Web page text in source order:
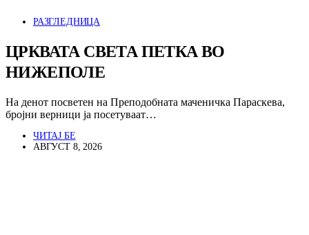
РАЗГЛЕДНИЦА
ЦРКВАТА СВЕТА ПЕТКА ВО
НИЖЕПОЛЕ
На денот посветен на Преподобната маченичка Параскева,
бројни верници ја посетуваат…
ЧИТАЈ БЕ
АВГУСТ 8, 2026